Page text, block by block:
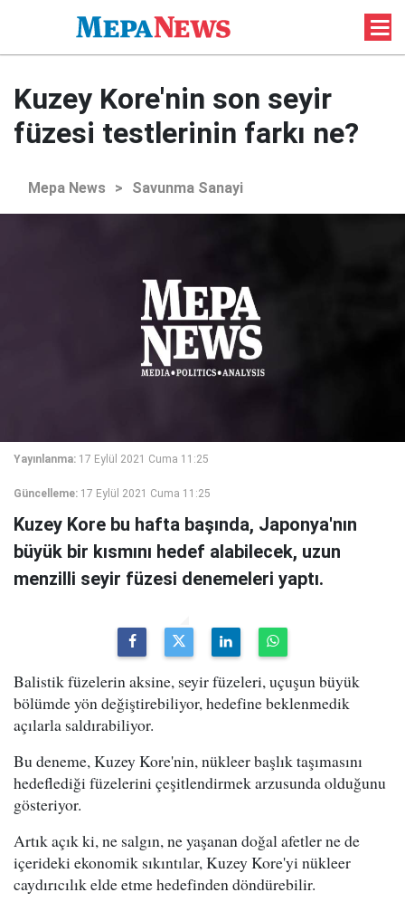
Kuzey Kore'nin son seyir
füzesi testlerinin farkı ne?
Mepa News > Savunma Sanayi
Yayınlanma: 17 Eylül 2021 Cuma 11:25
Güncelleme: 17 Eylül 2021 Cuma 11:25
Kuzey Kore bu hafta başında, Japonya'nın
büyük bir kısmını hedef alabilecek, uzun
menzilli seyir füzesi denemeleri yaptı.
Balistik füzelerin aksine, seyir füzeleri, uçuşun büyük
bölümde yön değiştirebiliyor, hedefine beklenmedik
açılarla saldırabiliyor.
Bu deneme, Kuzey Kore'nin, nükleer başlık taşımasını
hedeflediği füzelerini çeşitlendirmek arzusunda olduğunu
gösteriyor.
Artık açık ki, ne salgın, ne yaşanan doğal afetler ne de
içerideki ekonomik sıkıntılar, Kuzey Kore'yi nükleer
caydırıcılık elde etme hedefinden döndürebilir.